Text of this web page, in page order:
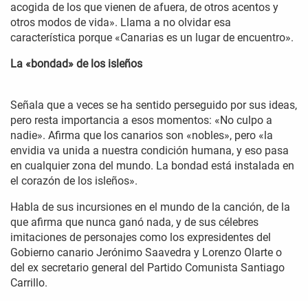
acogida de los que vienen de afuera, de otros acentos y
otros modos de vida». Llama a no olvidar esa
característica porque «Canarias es un lugar de encuentro».
La «bondad» de los isleños
Señala que a veces se ha sentido perseguido por sus ideas,
pero resta importancia a esos momentos: «No culpo a
nadie». Afirma que los canarios son «nobles», pero «la
envidia va unida a nuestra condición humana, y eso pasa
en cualquier zona del mundo. La bondad está instalada en
el corazón de los isleños».
Habla de sus incursiones en el mundo de la canción, de la
que afirma que nunca ganó nada, y de sus célebres
imitaciones de personajes como los expresidentes del
Gobierno canario Jerónimo Saavedra y Lorenzo Olarte o
del ex secretario general del Partido Comunista Santiago
Carrillo.